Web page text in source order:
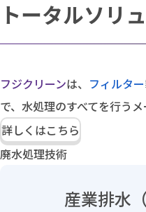
トータルソリ
フジクリーンは、 フィルター
で、水処理のすべてを行うメ
詳しくはこちら
廃水処理技術
産業排水